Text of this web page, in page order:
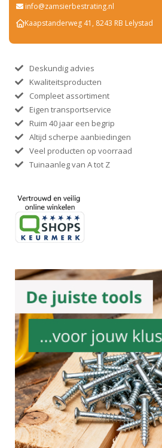
info@zamsierbestrating.nl
Kaapstanderweg 41, 8243 RB Lelystad
Deskundig advies
Kwaliteitsproducten
Compleet assortiment
Eigen transportservice
Ruim 40 jaar een begrip
Altijd scherpe aanbiedingen
Veel producten op voorraad
Tuinaanleg van A tot Z